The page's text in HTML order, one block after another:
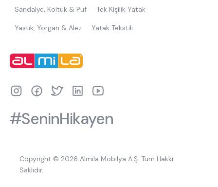
Sandalye, Koltuk & Puf Tek Kişilik Yatak
Yastık, Yorgan & Alez Yatak Tekstili
#SeninHikayen
Copyright © 2026 Almila Mobilya A.Ş. Tüm Hakkı
Saklıdır.